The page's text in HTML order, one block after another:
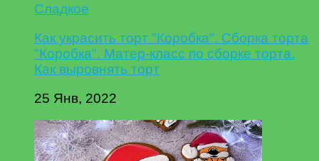
Сладкое
Как украсить торт "Коробка". Сборка торта
"Коробка". Матер-класс по сборке торта.
Как выровнять торт
25 Янв, 2022